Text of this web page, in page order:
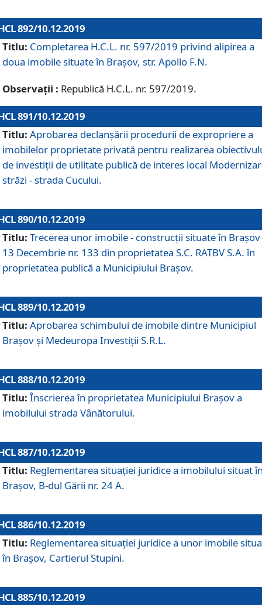
892/10.12.2019
Titlu: Completarea H.C.L. nr. 597/2019 privind alipirea a
doua imobile situate în Brașov, str. Apollo F.N.
Observații : Republică H.C.L. nr. 597/2019.
891/10.12.2019
Titlu: Aprobarea declanșării procedurii de expropriere a
imobilelor proprietate privată pentru realizarea
de investiții de utilitate publică de interes local
străzi - strada Cucului.
890/10.12.2019
Titlu: Trecerea unor imobile - construcții situate în Brașov
13 Decembrie nr. 133 din proprietatea S.C. RATBV S.A. în
proprietatea publică a Municipiului Brașov.
889/10.12.2019
Titlu: Aprobarea schimbului de imobile dintre Municipiul
Brașov și Medeuropa Investiții S.R.L.
888/10.12.2019
Titlu: Înscrierea în proprietatea Municipiului Braşov a
imobilului strada Vânătorului.
887/10.12.2019
Titlu: Reglementarea situației juridice a imobilului situat
Brașov, B-dul Gării nr. 24 A.
886/10.12.2019
Titlu: Reglementarea situaţiei juridice a unor imobile
în Braşov, Cartierul Stupini.
885/10.12.2019